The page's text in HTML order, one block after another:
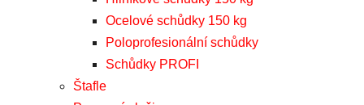
Ocelové schůdky 150 kg
Poloprofesionální schůdky
Schůdky PROFI
Štafle